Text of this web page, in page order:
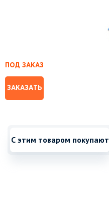
ПОД ЗАКАЗ
ЗАКАЗАТЬ
С этим товаром покупают